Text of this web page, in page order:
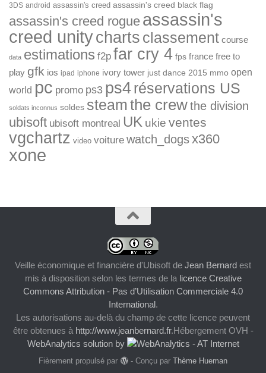
3DS android assassin's creed assassin's creed black flag
assassin's creed rogue assassin's
creed unitycharts classement course
data estimations f2p far cry 4 fps france free to
play gfk ios ipad iphone ivory tower just dance 2015 mmo open
world pc promo ps3 ps4réservations US
soldats inconnus soldes steamthe crewthe division
ubisoft ubisoft montreal UK ukie ventes
vgchartz video voiture watch_dogsx360
xone
Veille économique et financière d'Ubisoft de Jean Bernard est
mis à disposition selon les termes de la licence Creative
Commons Attribution - Pas d’Utilisation Commerciale 4.0
International.
Les autorisations au-delà du champ de cette licence peuvent
être obtenues à http://www.jeanbernard.fr.Hébergement OVH -
WebAnalytics solution by
Fièrement propulsé par - Conçu par Thème Hueman